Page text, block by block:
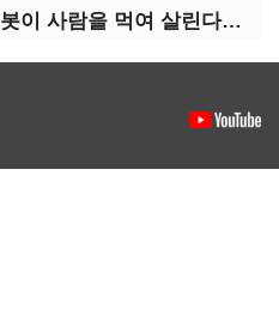
(최홍규의 피지컬 AI)로봇이 사람을 먹여 살린다, 그런데 언제 먹여야 할지는 모른다